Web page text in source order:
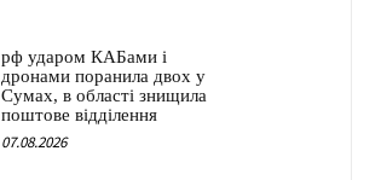
рф ударом КАБами і
дронами поранила двох у
Сумах, в області знищила
поштове відділення
07.08.2026